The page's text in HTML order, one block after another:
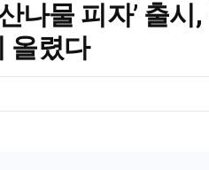
나물 피자’ 출
올렸다